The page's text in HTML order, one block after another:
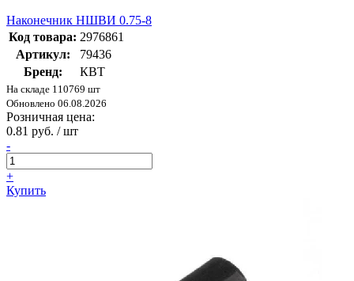
Наконечник НШВИ 0.75-8
Код товара: 2976861
Артикул:
79436
Бренд:
КВТ
На складе 110769 шт
Обновлено 06.08.2026
Розничная цена:
0.81 руб. / шт
-
+
Купить